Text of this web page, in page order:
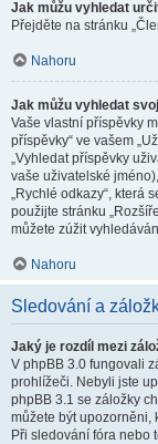
Jak můžu vyhledat
Přejděte na stránku
Nahoru
Jak můžu vyhledat
Vaše vlastní příspěvky
příspěvky“ ve vašem
„Vyhledat příspěvky
vaše uživatelské
„Rychlé odkazy“, která
použijte stránku
můžete zúžit
Nahoru
Sledování a
Jaký je rozdíl mezi
V phpBB 3.0 fungovali
prohlížeči. Nebyli jste
phpBB 3.1 se záložky
můžete být upozorněni,
Při sledování fóra nebo